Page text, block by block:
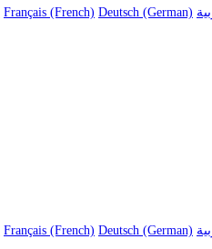
Français (French) Deutsch (German)
Français (French) Deutsch (German)